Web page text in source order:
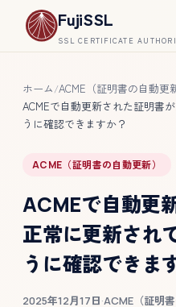
FujiSSL
SSL CERTIFICATE
ホーム/ACME（証明書の自動更
ACMEで自動更新された証明書
うに確認できますか？
ACME（証明書の自動更新）
ACMEで自動更
正常に更新され
うに確認できま
2025年12月17日·ACME（証明書